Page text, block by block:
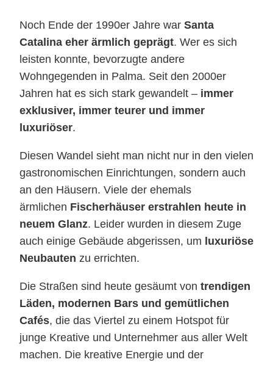
Noch Ende der 1990er Jahre war Santa
Catalina eher ärmlich geprägt. Wer es sich
leisten konnte, bevorzugte andere
Wohngegenden in Palma. Seit den 2000er
Jahren hat es sich stark gewandelt – immer
exklusiver, immer teurer und immer
luxuriöser.
Diesen Wandel sieht man nicht nur in den vielen
gastronomischen Einrichtungen, sondern auch
an den Häusern. Viele der ehemals
ärmlichen Fischerhäuser erstrahlen heute in
neuem Glanz. Leider wurden in diesem Zuge
auch einige Gebäude abgerissen, um luxuriöse
Neubauten zu errichten.
Die Straßen sind heute gesäumt von trendigen
Läden, modernen Bars und gemütlichen
Cafés, die das Viertel zu einem Hotspot für
junge Kreative und Unternehmer aus aller Welt
machen. Die kreative Energie und der